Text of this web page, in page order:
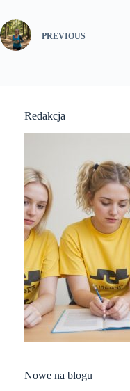
PREVIOUS
Redakcja
Nowe na blogu